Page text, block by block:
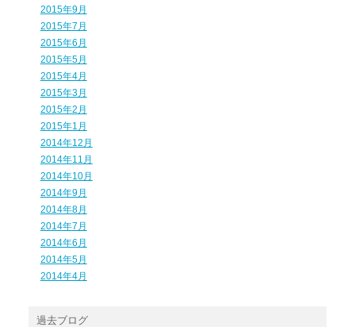
2015年9月
2015年7月
2015年6月
2015年5月
2015年4月
2015年3月
2015年2月
2015年1月
2014年12月
2014年11月
2014年10月
2014年9月
2014年8月
2014年7月
2014年6月
2014年5月
2014年4月
過去ブログ